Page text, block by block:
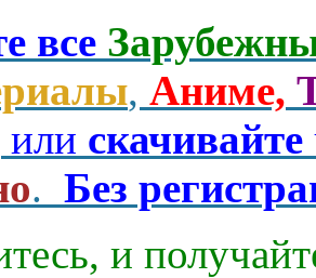
все
, Аниме,
или скачивайте
. Без
и